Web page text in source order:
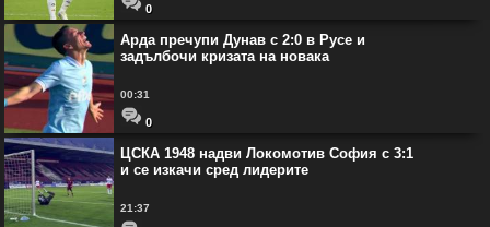
0
Арда пречупи Дунав с 2:0 в Русе и
задълбочи кризата на новака
00:31
0
ЦСКА 1948 надви Локомотив София с 3:1
и се изкачи сред лидерите
21:37